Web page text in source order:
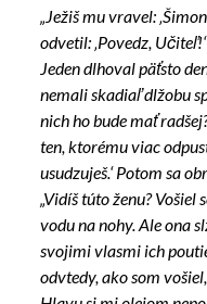
„Ježiš mu vravel:
odvetil: ‚Povedz,
Jeden dlhoval päťsto
nemali skadiaľ dlžobu
nich ho bude mať
ten, ktorému viac
usudzuješ.‘ Potom sa
„Vidíš túto ženu?
vodu na nohy. Ale ona
svojimi vlasmi ich
odvtedy, ako som